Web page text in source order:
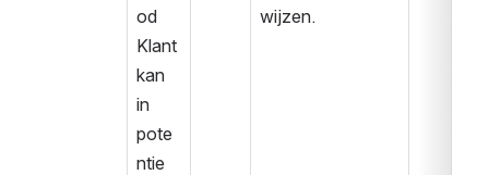
od
Klant
kan
in
pote
ntie
wijzen.